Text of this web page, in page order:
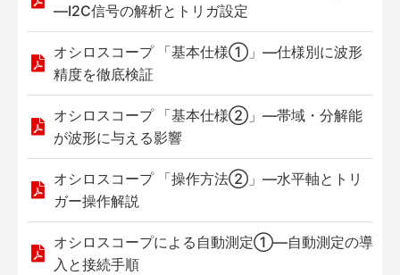
—I2C信号の解析とトリガ設定
オシロスコープ 「基本仕様①」—仕様別に波形
精度を徹底検証
オシロスコープ 「基本仕様②」—帯域・分解能
が波形に与える影響
オシロスコープ 「操作方法②」—水平軸とトリ
ガー操作解説
オシロスコープによる自動測定①—自動測定の導
入と接続手順